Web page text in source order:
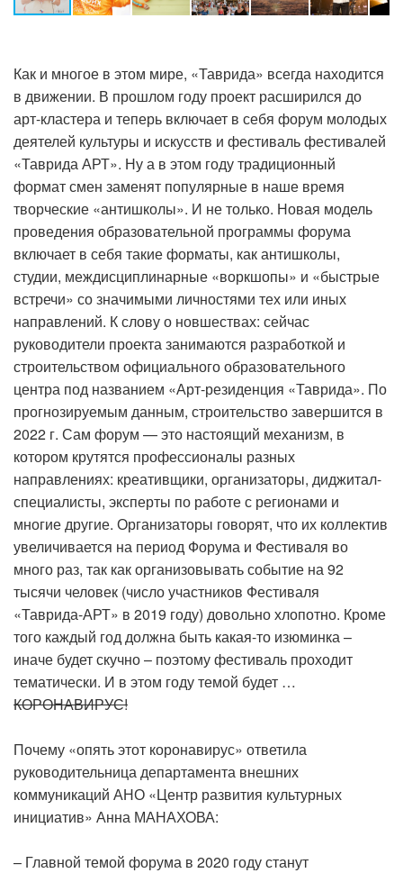
Как и многое в этом мире, «Таврида» всегда находится
в движении. В прошлом году проект расширился до
арт-кластера и теперь включает в себя форум молодых
деятелей культуры и искусств и фестиваль фестивалей
«Таврида АРТ». Ну а в этом году традиционный
формат смен заменят популярные в наше время
творческие «антишколы». И не только. Новая модель
проведения образовательной программы форума
включает в себя такие форматы, как антишколы,
студии, междисциплинарные «воркшопы» и «быстрые
встречи» со значимыми личностями тех или иных
направлений. К слову о новшествах: сейчас
руководители проекта занимаются разработкой и
строительством официального образовательного
центра под названием «Арт-резиденция «Таврида». По
прогнозируемым данным, строительство завершится в
2022 г. Сам форум — это настоящий механизм, в
котором крутятся профессионалы разных
направлениях: креативщики, организаторы, диджитал-
специалисты, эксперты по работе с регионами и
многие другие. Организаторы говорят, что их коллектив
увеличивается на период Форума и Фестиваля во
много раз, так как организовывать событие на 92
тысячи человек (число участников Фестиваля
«Таврида-АРТ» в 2019 году) довольно хлопотно. Кроме
того каждый год должна быть какая-то изюминка –
иначе будет скучно – поэтому фестиваль проходит
тематически. И в этом году темой будет …
КОРОНАВИРУС!
Почему «опять этот коронавирус» ответила
руководительница департамента внешних
коммуникаций АНО «Центр развития культурных
инициатив» Анна МАНАХОВА:
– Главной темой форума в 2020 году станут